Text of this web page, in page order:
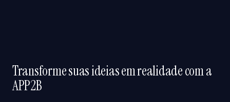
Transforme suas ideias em realidade com a
APP2B